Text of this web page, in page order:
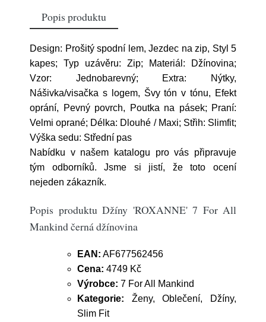
Popis produktu
Design: Prošitý spodní lem, Jezdec na zip, Styl 5
kapes; Typ uzávěru: Zip; Materiál: Džínovina;
Vzor: Jednobarevný; Extra: Nýtky,
Nášivka/visačka s logem, Švy tón v tónu, Efekt
oprání, Pevný povrch, Poutka na pásek; Praní:
Velmi oprané; Délka: Dlouhé / Maxi; Střih: Slimfit;
Výška sedu: Střední pas
Nabídku v našem katalogu pro vás připravuje
tým odborníků. Jsme si jistí, že toto ocení
nejeden zákazník.
Popis produktu Džíny 'ROXANNE' 7 For All
Mankind černá džínovina
EAN: AF677562456
Cena: 4749 Kč
Výrobce: 7 For All Mankind
Kategorie: Ženy, Oblečení, Džíny,
Slim Fit